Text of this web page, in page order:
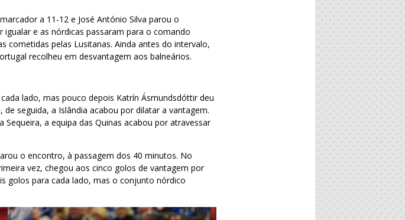
a 11-12 e José António Silva parou o
e as nórdicas passaram para o comando
cometidas pelas Lusitanas. Ainda antes do intervalo,
recolheu em desvantagem aos balneários.
lado, mas pouco depois Katrín Ásmundsdóttir deu
seguida, a Islândia acabou por dilatar a vantagem.
a equipa das Quinas acabou por atravessar
o encontro, à passagem dos 40 minutos. No
vez, chegou aos cinco golos de vantagem por
golos para cada lado, mas o conjunto nórdico